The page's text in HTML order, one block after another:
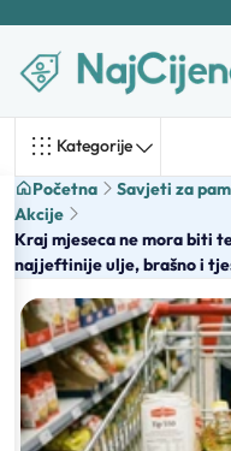
Kategorije
Početna
Savjeti za
Akcije
Kraj mjeseca ne mora biti
najjeftinije ulje, brašno i